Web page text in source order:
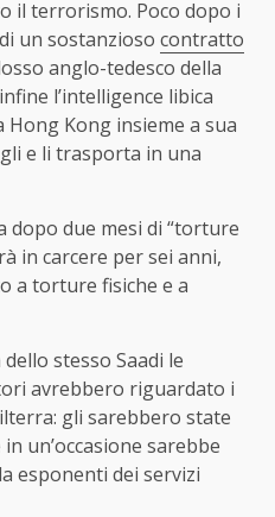
il terrorismo. Poco dopo i
un sostanzioso contratto
anglo-tedesco della
l’intelligence libica
Hong Kong insieme a sua
e li trasporta in una
dopo due mesi di “torture
in carcere per sei anni,
a torture fisiche e a
stesso Saadi le
avrebbero riguardato i
gli sarebbero state
un’occasione sarebbe
esponenti dei servizi